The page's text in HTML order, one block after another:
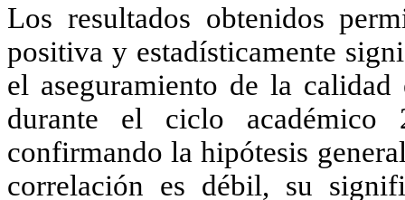
Los resultados obtenidos
positiva y estadísticamente
el aseguramiento de la
durante el ciclo
confirmando la hipótesis
correlación es débil, su